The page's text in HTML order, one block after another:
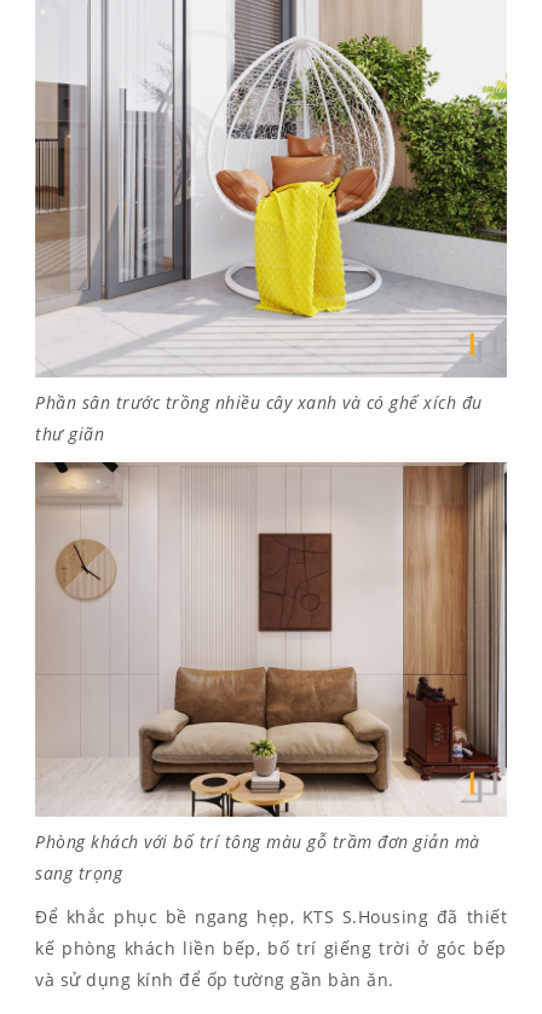
Phần sân trước trồng nhiều cây xanh và có ghế xích đu
thư giãn
Phòng khách với bố trí tông màu gỗ trầm đơn giản mà
sang trọng
Để khắc phục bề ngang hẹp, KTS S.Housing đã thiết
kế phòng khách liền bếp, bố trí giếng trời ở góc bếp
và sử dụng kính để ốp tường gần bàn ăn.